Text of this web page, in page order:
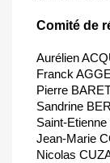
Comité de
Aurélien
Franck
Pierre
Sandrine
Saint-Etienne
Jean-Marie
Nicolas